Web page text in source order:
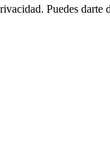
Puedes darte